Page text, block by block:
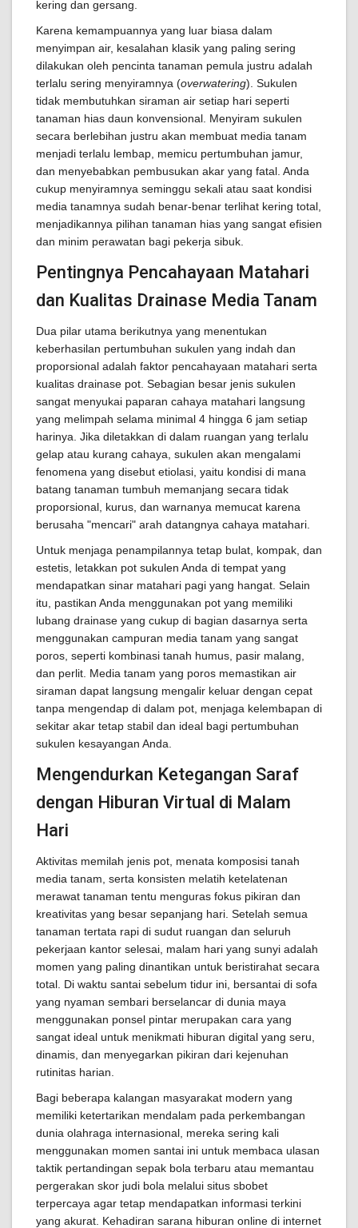
kering dan gersang.
Karena kemampuannya yang luar biasa dalam
menyimpan air, kesalahan klasik yang paling sering
dilakukan oleh pencinta tanaman pemula justru adalah
terlalu sering menyiramnya (overwatering). Sukulen
tidak membutuhkan siraman air setiap hari seperti
tanaman hias daun konvensional. Menyiram sukulen
secara berlebihan justru akan membuat media tanam
menjadi terlalu lembap, memicu pertumbuhan jamur,
dan menyebabkan pembusukan akar yang fatal. Anda
cukup menyiramnya seminggu sekali atau saat kondisi
media tanamnya sudah benar-benar terlihat kering total,
menjadikannya pilihan tanaman hias yang sangat efisien
dan minim perawatan bagi pekerja sibuk.
Pentingnya Pencahayaan Matahari
dan Kualitas Drainase Media Tanam
Dua pilar utama berikutnya yang menentukan
keberhasilan pertumbuhan sukulen yang indah dan
proporsional adalah faktor pencahayaan matahari serta
kualitas drainase pot. Sebagian besar jenis sukulen
sangat menyukai paparan cahaya matahari langsung
yang melimpah selama minimal 4 hingga 6 jam setiap
harinya. Jika diletakkan di dalam ruangan yang terlalu
gelap atau kurang cahaya, sukulen akan mengalami
fenomena yang disebut etiolasi, yaitu kondisi di mana
batang tanaman tumbuh memanjang secara tidak
proporsional, kurus, dan warnanya memucat karena
berusaha "mencari" arah datangnya cahaya matahari.
Untuk menjaga penampilannya tetap bulat, kompak, dan
estetis, letakkan pot sukulen Anda di tempat yang
mendapatkan sinar matahari pagi yang hangat. Selain
itu, pastikan Anda menggunakan pot yang memiliki
lubang drainase yang cukup di bagian dasarnya serta
menggunakan campuran media tanam yang sangat
poros, seperti kombinasi tanah humus, pasir malang,
dan perlit. Media tanam yang poros memastikan air
siraman dapat langsung mengalir keluar dengan cepat
tanpa mengendap di dalam pot, menjaga kelembapan di
sekitar akar tetap stabil dan ideal bagi pertumbuhan
sukulen kesayangan Anda.
Mengendurkan Ketegangan Saraf
dengan Hiburan Virtual di Malam
Hari
Aktivitas memilah jenis pot, menata komposisi tanah
media tanam, serta konsisten melatih ketelatenan
merawat tanaman tentu menguras fokus pikiran dan
kreativitas yang besar sepanjang hari. Setelah semua
tanaman tertata rapi di sudut ruangan dan seluruh
pekerjaan kantor selesai, malam hari yang sunyi adalah
momen yang paling dinantikan untuk beristirahat secara
total. Di waktu santai sebelum tidur ini, bersantai di sofa
yang nyaman sembari berselancar di dunia maya
menggunakan ponsel pintar merupakan cara yang
sangat ideal untuk menikmati hiburan digital yang seru,
dinamis, dan menyegarkan pikiran dari kejenuhan
rutinitas harian.
Bagi beberapa kalangan masyarakat modern yang
memiliki ketertarikan mendalam pada perkembangan
dunia olahraga internasional, mereka sering kali
menggunakan momen santai ini untuk membaca ulasan
taktik pertandingan sepak bola terbaru atau memantau
pergerakan skor judi bola melalui situs sbobet
terpercaya agar tetap mendapatkan informasi terkini
yang akurat. Kehadiran sarana hiburan online di internet